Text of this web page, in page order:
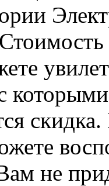
не